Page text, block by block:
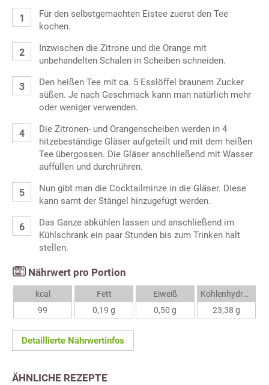
Für den selbstgemachten Eistee zuerst den Tee
kochen.
Inzwischen die Zitrone und die Orange mit
unbehandelten Schalen in Scheiben schneiden.
Den heißen Tee mit ca. 5 Esslöffel braunem Zucker
süßen. Je nach Geschmack kann man natürlich mehr
oder weniger verwenden.
Die Zitronen- und Orangenscheiben werden in 4
hitzebeständige Gläser aufgeteilt und mit dem heißen
Tee übergossen. Die Gläser anschließend mit Wasser
auffüllen und durchrühren.
Nun gibt man die Cocktailminze in die Gläser. Diese
kann samt der Stängel hinzugefügt werden.
Das Ganze abkühlen lassen und anschließend im
Kühlschrank ein paar Stunden bis zum Trinken halt
stellen.
Nährwert pro Portion
kcal
99
Fett
0,19 g
Eiweiß
0,50 g
Kohlenhydrate
23,38 g
Detaillierte Nährwertinfos
ÄHNLICHE REZEPTE